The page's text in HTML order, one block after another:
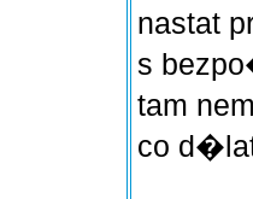
nastat
s
tam
co